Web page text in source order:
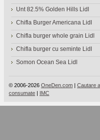
Unt 82.5% Golden Hills Lidl
Chifla Burger Americana Lidl
Chifla burger whole grain Lidl
Chifla burger cu seminte Lidl
Somon Ocean Sea Lidl
© 2006-2026 OneDen.com | Cautare
consumate | IMC